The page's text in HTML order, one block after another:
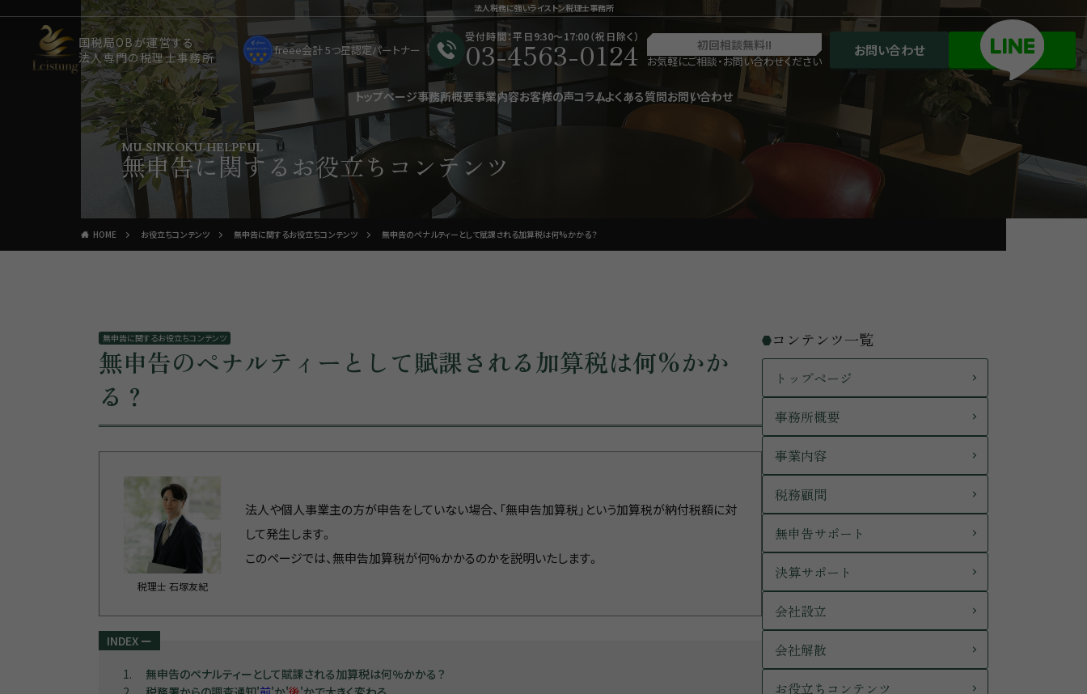
法人税務に強いライストン税理士事務所
国税局OBが運営する
法人専門の税理士事務所
freee会計 5つ星認定パートナー
受付時間：平日9:30〜17:00（祝日除く）
03-4563-0124 初回相談無料!!
お気軽にご相談・お問い合わせください
お問い合わせ
トップページ事務所概要事業内容お客様の声コラムよくある質問お問い合わせ
MU-SINKOKU-HELPFUL
無申告に関するお役立ちコンテンツ
HOME お役立ちコンテンツ 無申告に関するお役立ちコンテンツ 無申告のペナルティーとして賦課される加算税は何%かかる？
無申告に関するお役立ちコンテンツ
無申告のペナルティーとして賦課される加算税は何%かか
る？
税理士 石塚友紀
法人や個人事業主の方が申告をしていない場合、「無申告加算税」という加算税が納付税額に対
して発生します。
このページでは、無申告加算税が何%かかるのかを説明いたします。
INDEX ー
1
無申告のペナルティーとして賦課される加算税は何%かかる？
コンテンツ一覧
トップページ
事務所概要
事業内容
税務顧問
無申告サポート
決算サポート
会社設立
会社解散
お役立ちコンテンツ